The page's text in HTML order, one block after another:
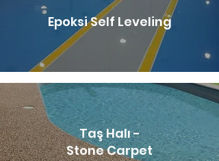
Epoksi Self Leveling
Taş Halı -
Stone Carpet